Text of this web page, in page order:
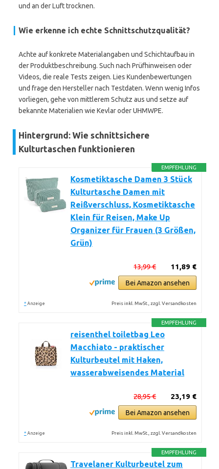
und an der Luft trocknen.
Wie erkenne ich echte Schnittschutzqualität?
Achte auf konkrete Materialangaben und Schichtaufbau in
der Produktbeschreibung. Such nach Prüfhinweisen oder
Videos, die reale Tests zeigen. Lies Kundenbewertungen
und frage den Hersteller nach Testdaten. Wenn wenig Infos
vorliegen, gehe von mittlerem Schutz aus und setze auf
bekannte Materialien wie Kevlar oder UHMWPE.
Hintergrund: Wie schnittsichere
Kulturtaschen funktionieren
EMPFEHLUNG
Kosmetiktasche Damen 3 Stück
Kulturtasche Damen mit
Reißverschluss, Kosmetiktasche
Klein für Reisen, Make Up
Organizer für Frauen (3 Größen,
Grün)
11,89 €
13,99 €
Bei Amazon ansehen
* Anzeige Preis inkl. MwSt., zzgl. Versandkosten
EMPFEHLUNG
reisenthel toiletbag Leo
Macchiato - praktischer
Kulturbeutel mit Haken,
wasserabweisendes Material
23,19 €
28,95 €
Bei Amazon ansehen
* Anzeige Preis inkl. MwSt., zzgl. Versandkosten
EMPFEHLUNG
Travelaner Kulturbeutel zum